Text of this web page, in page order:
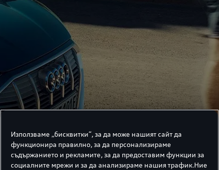
Използваме „бисквитки“, за да може нашият сайт да
функционира правилно, за да персонализираме
съдържанието и рекламите, за да предоставим функции за
социалните мрежи и за да анализираме нашия трафик.Ние